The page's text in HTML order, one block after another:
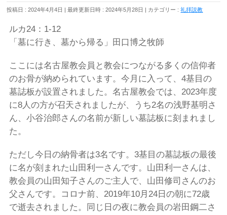
投稿日 : 2024年4月4日 最終更新日時 : 2024年5月28日 カテゴリー :礼拝説教
ルカ24：1-12
「墓に行き、墓から帰る」田口博之牧師
ここには名古屋教会員と教会につながる多くの信仰者
のお骨が納められています。今月に入って、4基目の
墓誌板が設置されました。名古屋教会では、2023年度
に8人の方が召天されましたが、うち2名の浅野基明さ
ん、小谷治郎さんの名前が新しい墓誌板に刻まれまし
た。
ただし今日の納骨者は3名です。3基目の墓誌板の最後
に名が刻まれた山田利一さんです。山田利一さんは、
教会員の山田知子さんのご主人で、山田修司さんのお
父さんです。コロナ前、2019年10月24日の朝に72歳
で逝去されました。同じ日の夜に教会員の岩田鋼二さ